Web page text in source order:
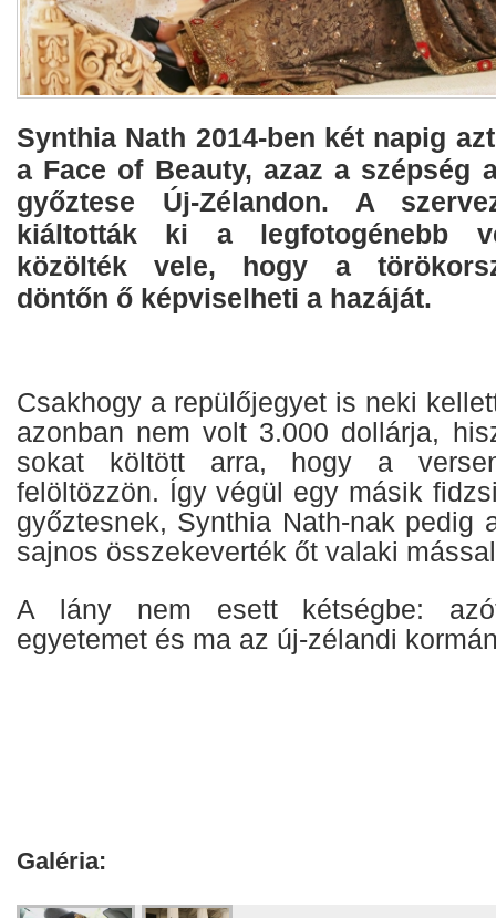
Synthia Nath 2014-ben két napig
a Face of Beauty, azaz a szépség
győztese Új-Zélandon. A
kiáltották ki a legfotogénebb
közölték vele, hogy a
döntőn ő képviselheti a hazáját.
Csakhogy a repülőjegyet is neki
azonban nem volt 3.000 dollárja,
sokat költött arra, hogy a
felöltözzön. Így végül egy másik
győztesnek, Synthia Nath-nak pedig
sajnos összekeverték őt valaki
A lány nem esett kétségbe:
egyetemet és ma az új-zélandi
Galéria: